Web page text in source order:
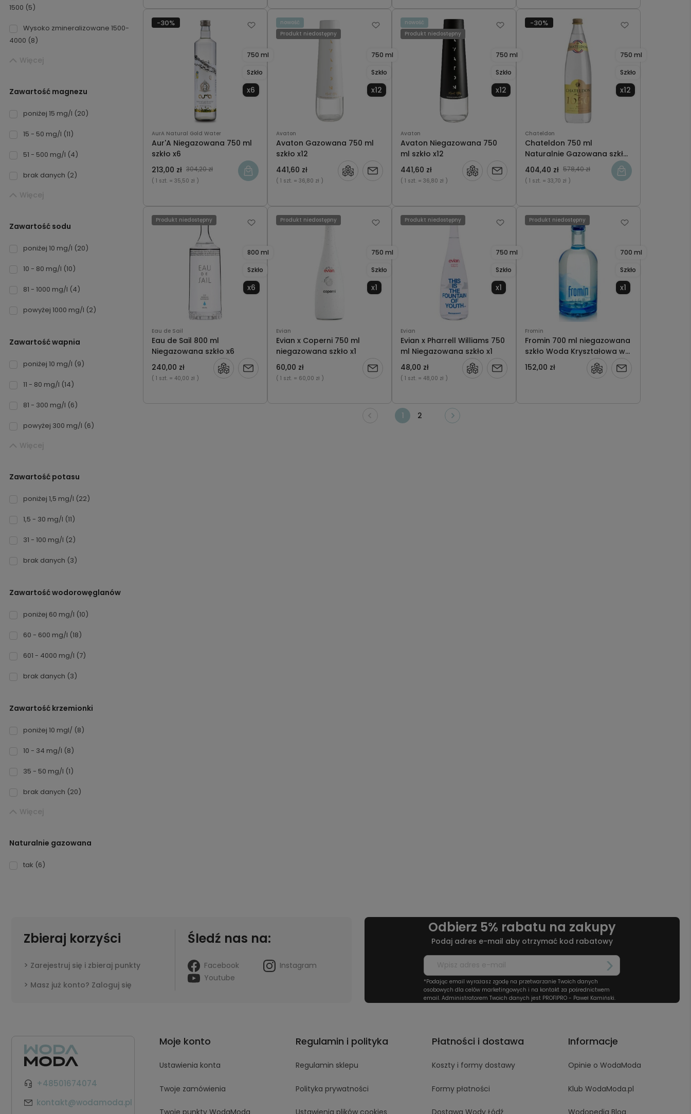
1500 (5)
Wysoko zmineralizowane 1500-
4000 (8)
Więcej
Zawartość magnezu
poniżej 15 mg/l (20)
15 - 50 mg/l (11)
51 - 500 mg/l (4)
brak danych (2)
Więcej
Zawartość sodu
poniżej 10 mg/l (20)
10 - 80 mg/l (10)
81 - 1000 mg/l (4)
powyżej 1000 mg/l (2)
Zawartość wapnia
poniżej 10 mg/l (9)
11 - 80 mg/l (14)
81 - 300 mg/l (6)
powyżej 300 mg/l (6)
Więcej
Zawartość potasu
poniżej 1,5 mg/l (22)
1,5 - 30 mg/l (11)
31 - 100 mg/l (2)
brak danych (3)
Zawartość wodorowęglanów
poniżej 60 mg/l (10)
60 - 600 mg/l (18)
601 - 4000 mg/l (7)
brak danych (3)
Zawartość krzemionki
poniżej 10 mgl/ (8)
10 - 34 mg/l (8)
35 - 50 mg/l (1)
brak danych (20)
Więcej
Naturalnie gazowana
tak (6)
AurA Natural Gold Water
Aur'A Niegazowana 750 ml
szkło x6
750 ml
Szkło
x6
213,00 zł 304,20 zł
( 1 szt. = 35,50 zł )
-30%
Avaton
Avaton Gazowana 750 ml
szkło x12
750 ml
Szkło
x12
441,60 zł
( 1 szt. = 36,80 zł )
nowość
Produkt niedostępny
Powiadom
Avaton
Avaton Niegazowana 750
ml szkło x12
750 ml
Szkło
x12
441,60 zł
( 1 szt. = 36,80 zł )
nowość
Produkt niedostępny
Powiadom
Chateldon
Chateldon 750 ml
Naturalnie Gazowana szkło
x12
750 ml
Szkło
x12
404,40 zł 578,40 zł
( 1 szt. = 33,70 zł )
-30%
Eau de Sail
Eau de Sail 800 ml
Niegazowana szkło x6
800 ml
Szkło
x6
240,00 zł
( 1 szt. = 40,00 zł )
Produkt niedostępny
Powiadom
Evian
Evian x Coperni 750 ml
niegazowana szkło x1
750 ml
Szkło
x1
60,00 zł
( 1 szt. = 60,00 zł )
Produkt niedostępny
Powiadom
dostępności
Evian
Evian x Pharrell Williams 750
ml Niegazowana szkło x1
750 ml
Szkło
x1
48,00 zł
( 1 szt. = 48,00 zł )
Produkt niedostępny
Powiadom
Fromin
Fromin 700 ml niegazowana
szkło Woda Kryształowa w
Tubie x1
700 ml
Szkło
x1
152,00 zł
Produkt niedostępny
Powiadom
1 2
Zbieraj korzyści
Zarejestruj się i zbieraj punkty
Masz już konto? Zaloguj się
Śledź nas na:
Facebook
Instagram
Youtube
Odbierz 5% rabatu na zakupy
Podaj adres e-mail aby otrzymać kod rabatowy
*Podając email wyrażasz zgodę na przetwarzanie Twoich danych
osobowych dla celów marketingowych i na kontakt za pośrednictwem
email. Administratorem Twoich danych jest PROFIPRO - Paweł Kamiński.
+48501674074
kontakt@wodamoda.pl
Moje konto
Ustawienia konta
Twoje zamówienia
Regulamin i polityka
Regulamin sklepu
Polityka prywatności
Płatności i dostawa
Koszty i formy dostawy
Formy płatności
Informacje
Opinie o WodaModa
Klub WodaModa.pl